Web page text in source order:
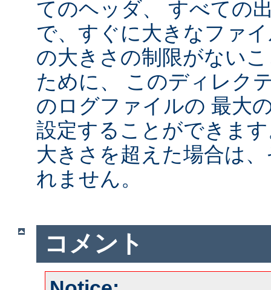
てのヘッダ、 すべての
で、すぐに大きなファ
の大きさの制限がない
ために、 このディレク
のログファイルの 最大
設定することができま
大きさを超えた場合は
れません。
コメント